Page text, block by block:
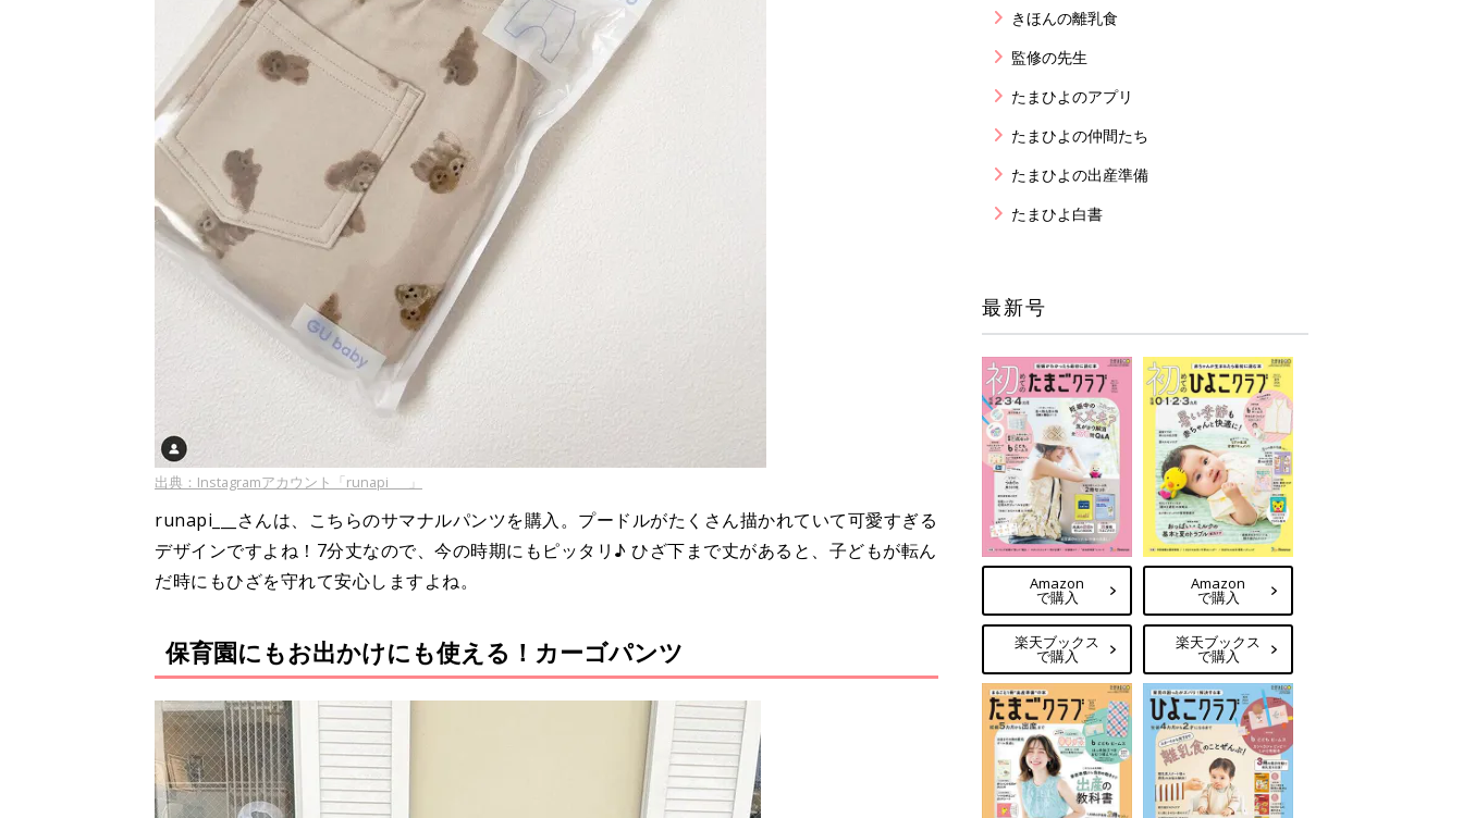
出典：Instagramアカウント「runapi___」
runapi___さんは、こちらのサマナルパンツを購入。プードルがたくさん描かれていて可愛すぎる
デザインですよね！7分丈なので、今の時期にもピッタリ♪ ひざ下まで丈があると、子どもが転ん
だ時にもひざを守れて安心しますよね。
保育園にもお出かけにも使える！カーゴパンツ
きほんの離乳食
監修の先生
たまひよのアプリ
たまひよの仲間たち
たまひよの出産準備
たまひよ白書
最新号
Amazon
で購入
楽天ブックス
で購入
Amazon
で購入
楽天ブックス
で購入